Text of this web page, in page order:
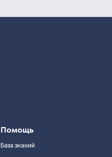
Помощь
База знаний